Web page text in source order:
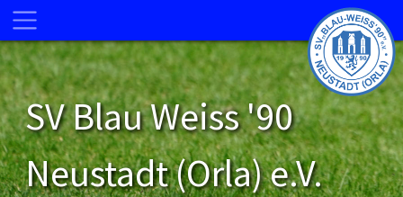
SV Blau Weiss '90
Neustadt (Orla) e.V.